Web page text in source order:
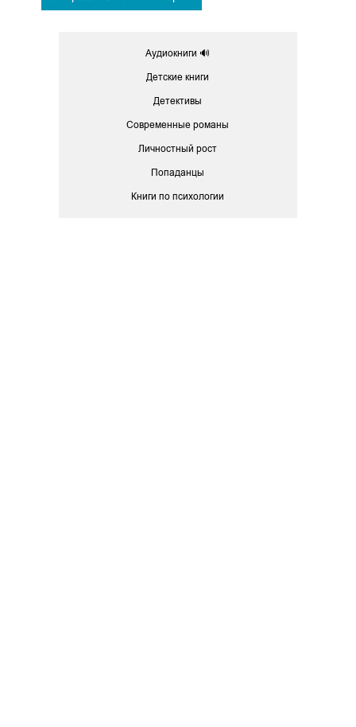
Аудиокниги 🔊
Детские книги
Детективы
Современные романы
Личностный рост
Попаданцы
Книги по психологии